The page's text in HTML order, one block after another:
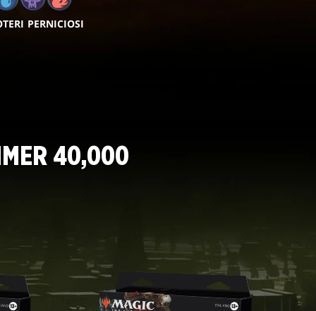
PERNICIOSI
40,000